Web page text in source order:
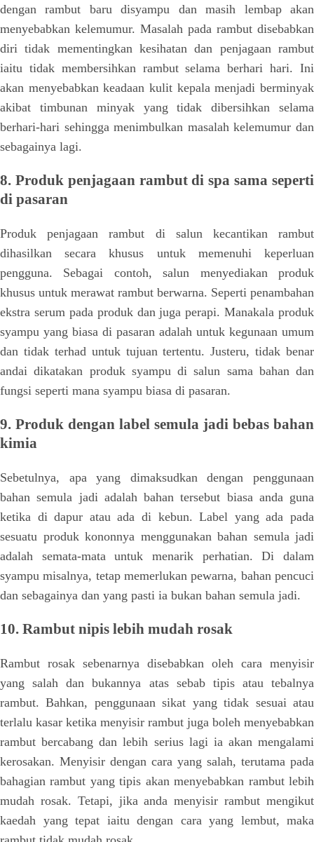
dengan rambut baru disyampu dan masih lembap akan
menyebabkan kelemumur. Masalah pada rambut disebabkan
diri tidak mementingkan kesihatan dan penjagaan rambut
iaitu tidak membersihkan rambut selama berhari hari. Ini
akan menyebabkan keadaan kulit kepala menjadi berminyak
akibat timbunan minyak yang tidak dibersihkan selama
berhari-hari sehingga menimbulkan masalah kelemumur dan
sebagainya lagi.
8. Produk penjagaan rambut di spa sama seperti
di pasaran
Produk penjagaan rambut di salun kecantikan rambut
dihasilkan secara khusus untuk memenuhi keperluan
pengguna. Sebagai contoh, salun menyediakan produk
khusus untuk merawat rambut berwarna. Seperti penambahan
ekstra serum pada produk dan juga perapi. Manakala produk
syampu yang biasa di pasaran adalah untuk kegunaan umum
dan tidak terhad untuk tujuan tertentu. Justeru, tidak benar
andai dikatakan produk syampu di salun sama bahan dan
fungsi seperti mana syampu biasa di pasaran.
9. Produk dengan label semula jadi bebas bahan
kimia
Sebetulnya, apa yang dimaksudkan dengan penggunaan
bahan semula jadi adalah bahan tersebut biasa anda guna
ketika di dapur atau ada di kebun. Label yang ada pada
sesuatu produk kononnya menggunakan bahan semula jadi
adalah semata-mata untuk menarik perhatian. Di dalam
syampu misalnya, tetap memerlukan pewarna, bahan pencuci
dan sebagainya dan yang pasti ia bukan bahan semula jadi.
10. Rambut nipis lebih mudah rosak
Rambut rosak sebenarnya disebabkan oleh cara menyisir
yang salah dan bukannya atas sebab tipis atau tebalnya
rambut. Bahkan, penggunaan sikat yang tidak sesuai atau
terlalu kasar ketika menyisir rambut juga boleh menyebabkan
rambut bercabang dan lebih serius lagi ia akan mengalami
kerosakan. Menyisir dengan cara yang salah, terutama pada
bahagian rambut yang tipis akan menyebabkan rambut lebih
mudah rosak. Tetapi, jika anda menyisir rambut mengikut
kaedah yang tepat iaitu dengan cara yang lembut, maka